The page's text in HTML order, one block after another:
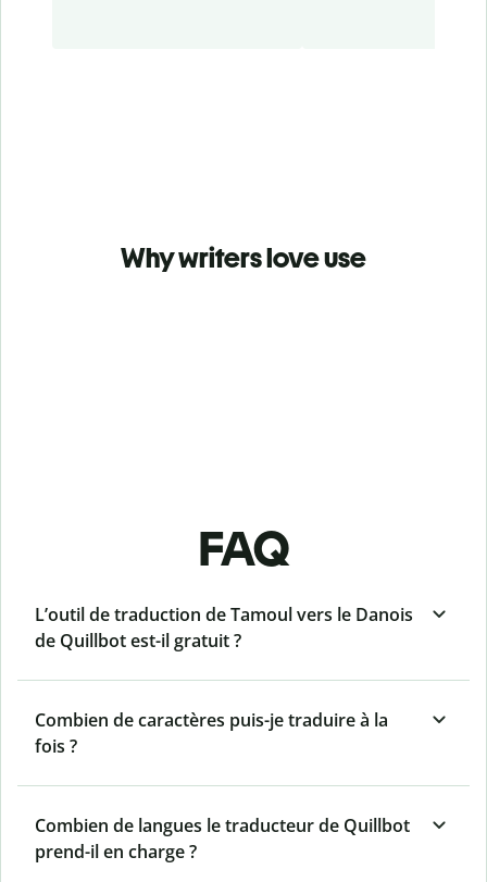
Why writers love use
FAQ
L’outil de traduction de Tamoul vers le Danois
de Quillbot est-il gratuit ?
Combien de caractères puis-je traduire à la
fois ?
Combien de langues le traducteur de Quillbot
prend-il en charge ?